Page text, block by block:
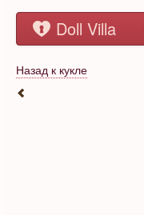
Doll Villa
Назад к кукле